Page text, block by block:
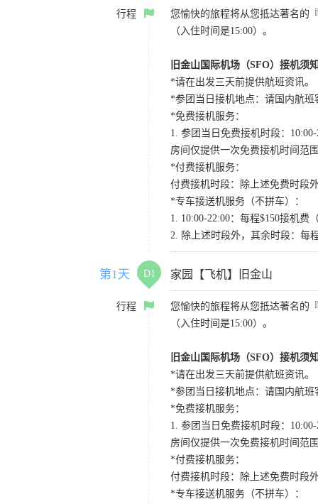
行程
您愉快的旅程将从您抵达著名的
（入住时间是15:00）。
旧金山国际机场（SFO）接机须
*请在出发三天前提供航班资讯。
*参团当日接机地点：请国内航班
*免费接机服务：
1. 参团当日免费接机时段：
房间仅提供一次免费接机时间范
*付费接机服务：
付费接机时段：除上述免费时段
*专车接送机服务（不拼车）：
1. 10:00-22:00：每程$150接机
2. 除上述时段外，其余时段：每
第1天 D1 家园【飞机】旧金山
行程
您愉快的旅程将从您抵达著名的
（入住时间是15:00）。
旧金山国际机场（SFO）接机须
*请在出发三天前提供航班资讯。
*参团当日接机地点：请国内航班
*免费接机服务：
1. 参团当日免费接机时段：
房间仅提供一次免费接机时间范
*付费接机服务：
付费接机时段：除上述免费时段
*专车接送机服务（不拼车）：